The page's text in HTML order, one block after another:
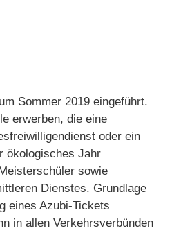
Sommer 2019 eingeführt.
erwerben, die eine
oder ein
ökologisches Jahr
sowie
Dienstes. Grundlage
eines Azubi-Tickets
in allen Verkehrsverbünden